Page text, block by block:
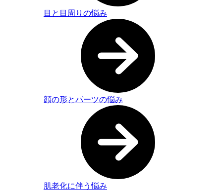
目と目周りの悩み
顔の形とパーツの悩み
肌老化に伴う悩み